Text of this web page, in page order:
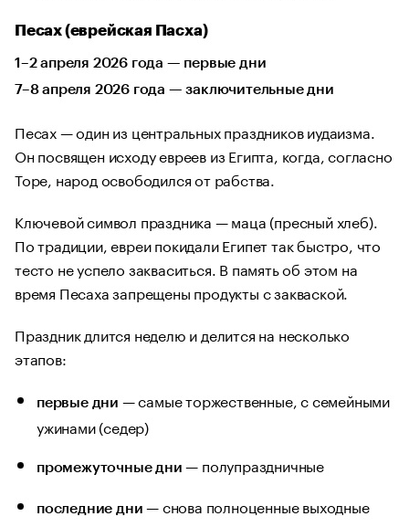
Песах (еврейская Пасха)
1–2 апреля 2026 года — первые дни
7–8 апреля 2026 года — заключительные дни
Песах — один из центральных праздников иудаизма.
Он посвящен исходу евреев из Египта, когда, согласно
Торе, народ освободился от рабства.
Ключевой символ праздника — маца (пресный хлеб).
По традиции, евреи покидали Египет так быстро, что
тесто не успело закваситься. В память об этом на
время Песаха запрещены продукты с закваской.
Праздник длится неделю и делится на несколько
этапов:
первые дни — самые торжественные, с семейными
ужинами (седер)
промежуточные дни — полупраздничные
последние дни — снова полноценные выходные